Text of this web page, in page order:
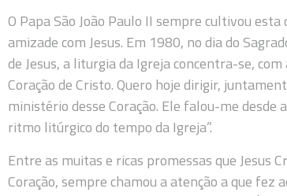
O Papa São João Paulo II sempre cultivou
amizade com Jesus. Em 1980, no dia do
de Jesus, a liturgia da Igreja concentra-se,
Coração de Cristo. Quero hoje dirigir,
ministério desse Coração. Ele falou-me
ritmo litúrgico do tempo da Igreja”.
Entre as muitas e ricas promessas que Jesus
Coração, sempre chamou a atenção a que fez